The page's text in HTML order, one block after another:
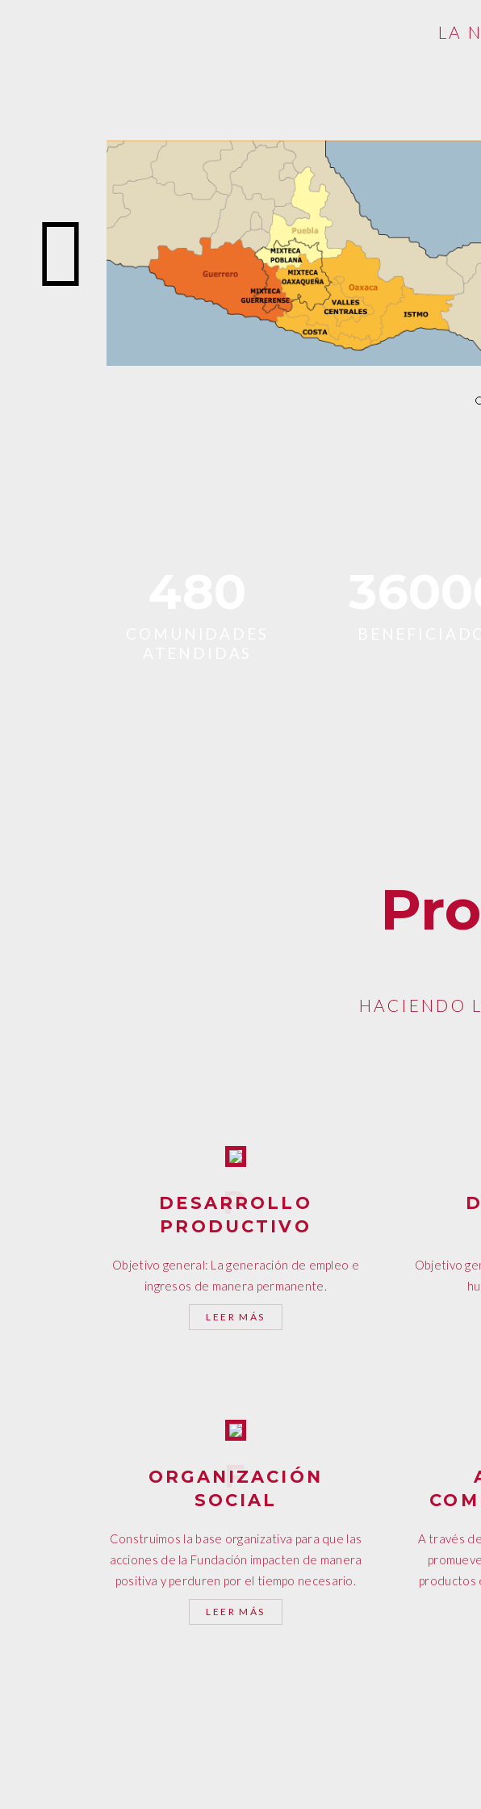
LA
HACIENDO
DESARROLLO
PRODUCTIVO
Objetivo general: La generación de empleo e
ingresos de manera permanente.
LEER MÁS
Objetivo
ORGANIZACIÓN
SOCIAL
Construimos la base organizativa para que las
acciones de la Fundación impacten de manera
positiva y perduren por el tiempo necesario.
LEER MÁS
A través
productos